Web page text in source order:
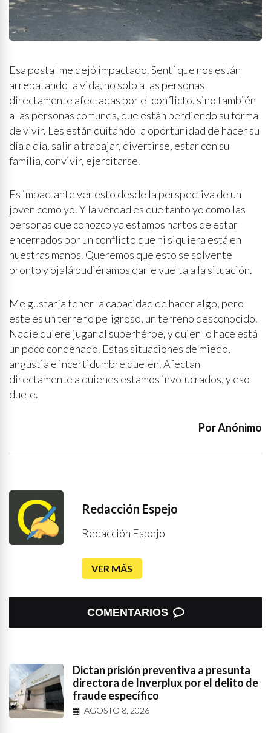
Esa postal me dejó impactado. Sentí que nos están
arrebatando la vida, no solo a las personas
directamente afectadas por el conflicto, sino también
a las personas comunes, que están perdiendo su forma
de vivir. Les están quitando la oportunidad de hacer su
día a día, salir a trabajar, divertirse, estar con su
familia, convivir, ejercitarse.
Es impactante ver esto desde la perspectiva de un
joven como yo. Y la verdad es que tanto yo como las
personas que conozco ya estamos hartos de estar
encerrados por un conflicto que ni siquiera está en
nuestras manos. Queremos que esto se solvente
pronto y ojalá pudiéramos darle vuelta a la situación.
Me gustaría tener la capacidad de hacer algo, pero
este es un terreno peligroso, un terreno desconocido.
Nadie quiere jugar al superhéroe, y quien lo hace está
un poco condenado. Estas situaciones de miedo,
angustia e incertidumbre duelen. Afectan
directamente a quienes estamos involucrados, y eso
duele.
Por Anónimo
Redacción Espejo
Redacción Espejo
VER MÁS
COMENTARIOS
Dictan prisión preventiva a presunta
directora de Inverplux por el delito de
fraude específico
AGOSTO 8, 2026